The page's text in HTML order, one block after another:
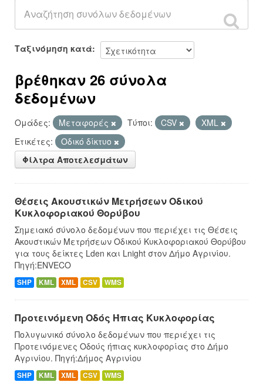
Ομάδες
Σχετικά
Ταξινόμηση κατά
βρέθηκαν 26 σύνολα
δεδομένων
Ομάδες: Μεταφορές Τύποι: CSV
XML
Ετικέτες:
Οδικό δίκτυο
Φίλτρα Αποτελεσμάτων
Θέσεις Ακουστικών Μετρήσεων Οδικού
Κυκλοφοριακού Θορύβου
Σημειακό σύνολο δεδομένων που περιέχει τις Θέσεις
Ακουστικών Μετρήσεων Οδικού Κυκλοφοριακού Θορύβου
για τους δείκτες Lden και Lnight στον Δήμο Αγρινίου.
Πηγή:ENVECO
SHP KML XML CSV WMS
Προτεινόμενη Οδός Ήπιας Κυκλοφορίας
Πολυγωνικό σύνολο δεδομένων που περιέχει τις
Προτεινόμενες Οδούς ήπιας κυκλοφορίας στο Δήμο
Αγρινίου. Πηγή:Δήμος Αγρινίου
SHP KML XML CSV WMS